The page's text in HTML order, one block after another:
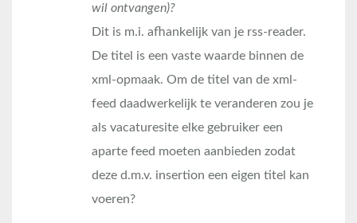
wil ontvangen)?
Dit is m.i. afhankelijk van je rss-reader.
De titel is een vaste waarde binnen de
xml-opmaak. Om de titel van de xml-
feed daadwerkelijk te veranderen zou je
als vacaturesite elke gebruiker een
aparte feed moeten aanbieden zodat
deze d.m.v. insertion een eigen titel kan
voeren?